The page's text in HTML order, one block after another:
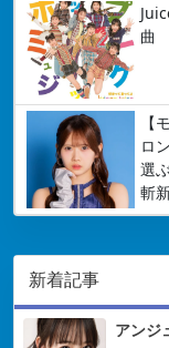
曲
【
ロ
選
斬
新着記事
アンジ